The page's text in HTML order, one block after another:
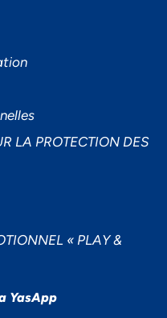
LA PROTECTION DES
« PLAY &
YasApp